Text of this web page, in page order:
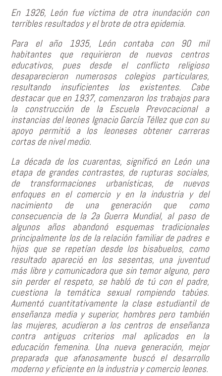
En 1926, León fue víctima de otra inundación con
terribles resultados y el brote de otra epidemia.
Para el año 1935, León contaba con 90 mil
habitantes que requirieron de nuevos centros
educativos, pues desde el conflicto religioso
desaparecieron numerosos colegios particulares,
resultando insuficientes los existentes. Cabe
destacar que en 1937, comenzaron los trabajos para
la construcción de la Escuela Prevocacional a
instancias del leones Ignacio García Téllez que con su
apoyo permitió a los leoneses obtener carreras
cortas de nivel medio.
La década de los cuarentas, significó en León una
etapa de grandes contrastes, de rupturas sociales,
de transformaciones urbanísticas, de nuevos
enfoques en el comercio y en la industria y del
nacimiento de una generación que como
consecuencia de la 2a Guerra Mundial, al paso de
algunos años abandonó esquemas tradicionales
principalmente los de la relación familiar de padres e
hijos que se repetían desde los bisabuelos, como
resultado apareció en los sesentas, una juventud
más libre y comunicadora que sin temor alguno, pero
sin perder el respeto, se habló de tú con el padre,
cuestiona la temática sexual rompiendo tabúes.
Aumentó cuantitativamente la clase estudiantil de
enseñanza media y superior, hombres pero también
las mujeres, acudieron a los centros de enseñanza
contra antiguos criterios mal aplicados en la
educación femenina. Una nueva generación, mejor
preparada que afanosamente buscó el desarrollo
moderno y eficiente en la industria y comercio leones.